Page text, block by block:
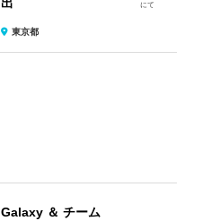
出
東京都
にて
Galaxy ＆ チーム